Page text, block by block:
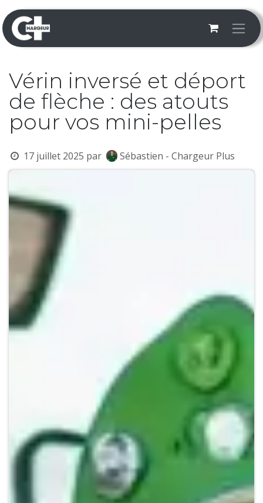
Se rendre au contenu
Vérin inversé et déport
de flèche : des atouts
pour vos mini-pelles
17 juillet 2025 par Sébastien - Chargeur Plus